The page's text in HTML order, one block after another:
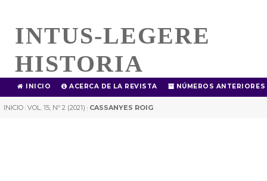
INTUS-LEGERE
HISTORIA
INICIO ACERCA DE LA REVISTA NÚMEROS ANTERIORES
INICIO | VOL. 15, Nº 2 (2021) | CASSANYES ROIG